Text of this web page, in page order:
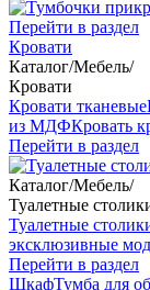
Перейти в раздел
Кровати
Каталог/Мебель/
Кровати
Кровати тканевые
из МДФКровать
Перейти в раздел
Каталог/Мебель/
Туалетные
Туалетные
эксклюзивные
Перейти в раздел
ШкафТумба для